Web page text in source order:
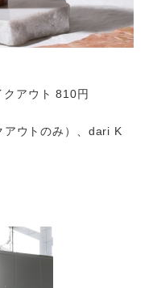
アウト 810円
アウトのみ）、dari K